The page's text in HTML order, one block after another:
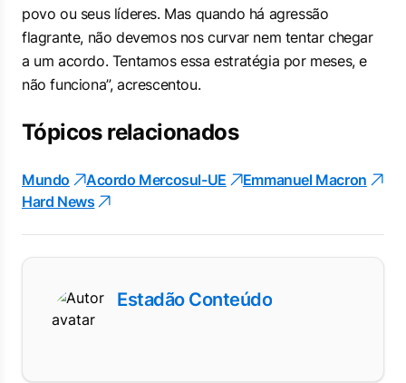
povo ou seus líderes. Mas quando há agressão
flagrante, não devemos nos curvar nem tentar chegar
a um acordo. Tentamos essa estratégia por meses, e
não funciona”, acrescentou.
Tópicos relacionados
Mundo Acordo Mercosul-UE
Emmanuel Macron
Hard News
Estadão Conteúdo